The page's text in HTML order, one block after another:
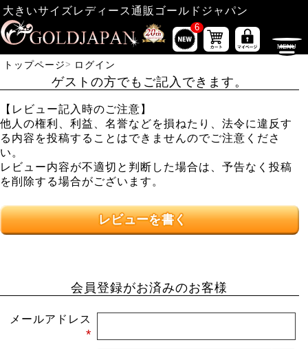
大きいサイズレディース通販ゴールドジャパン
6
トップページ ログイン
ゲストの方でもご記入できます。
【レビュー記入時のご注意】
他人の権利、利益、名誉などを損ねたり、法令に違反す
る内容を投稿することはできませんのでご注意くださ
い。
レビュー内容が不適切と判断した場合は、予告なく投稿
を削除する場合がございます。
レビューを書く
会員登録がお済みのお客様
メールアドレス